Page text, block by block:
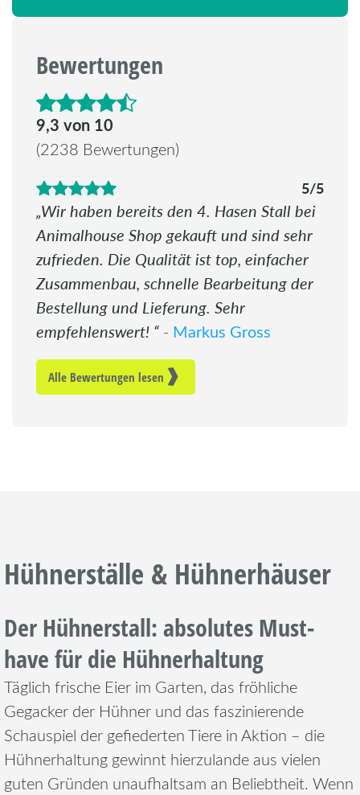
Bewertungen
4.6 von 5 Sternen
9,3 von 10
(2238 Bewertungen)
5/5
Wir haben bereits den 4. Hasen Stall bei
Animalhouse Shop gekauft und sind sehr
zufrieden. Die Qualität ist top, einfacher
Zusammenbau, schnelle Bearbeitung der
Bestellung und Lieferung. Sehr
empfehlenswert!
- Markus Gross
Alle Bewertungen lesen
Hühnerställe & Hühnerhäuser
Der Hühnerstall: absolutes Must-
have für die Hühnerhaltung
Täglich frische Eier im Garten, das fröhliche
Gegacker der Hühner und das faszinierende
Schauspiel der gefiederten Tiere in Aktion – die
Hühnerhaltung gewinnt hierzulande aus vielen
guten Gründen unaufhaltsam an Beliebtheit. Wenn